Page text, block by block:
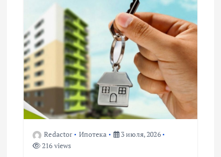
и
я
п
о
Redactor Ипотека
3 июля, 2026
216 views